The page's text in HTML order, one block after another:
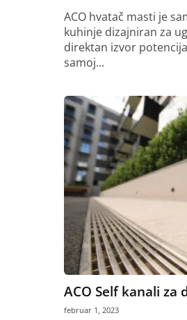
ACO hvatač masti je
kuhinje dizajniran za
direktan izvor
samoj...
ACO Self kanali za
februar 1, 2023